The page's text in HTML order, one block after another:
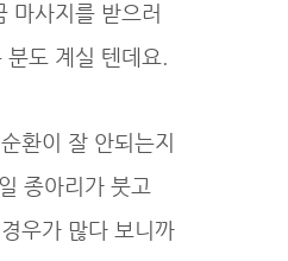
마사지를 받으러
분도 계실 텐데요.
환이 잘 안되는지
종아리가 붓고
우가 많다 보니까